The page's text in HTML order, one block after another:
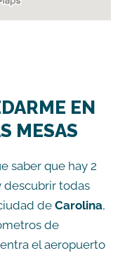
EN
MESAS
saber que hay 2
descubrir todas
de Carolina,
de
el aeropuerto